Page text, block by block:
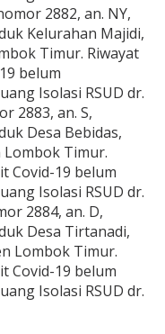
2882, an. NY,
Kelurahan Majidi,
Timur. Riwayat
belum
Isolasi RSUD dr.
2883, an. S,
Desa Bebidas,
Lombok Timur.
Covid-19 belum
Isolasi RSUD dr.
2884, an. D,
Desa Tirtanadi,
Lombok Timur.
Covid-19 belum
Isolasi RSUD dr.